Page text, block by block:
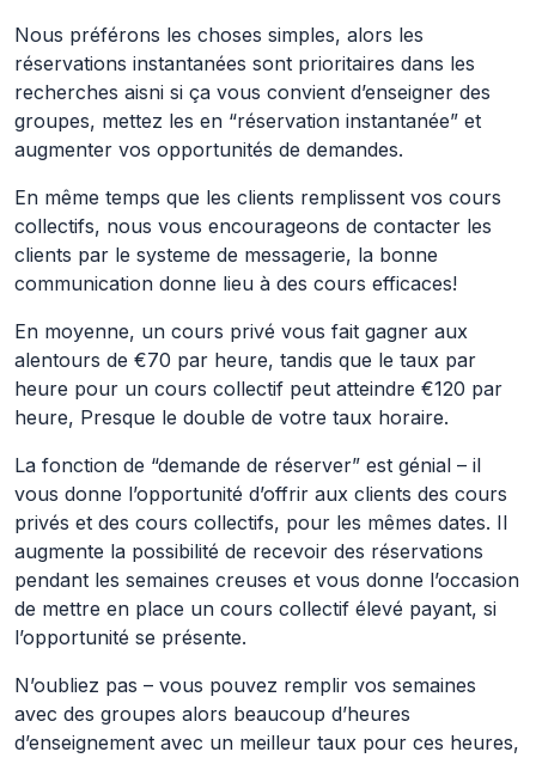
Nous préférons les choses simples, alors les
réservations instantanées sont prioritaires dans les
recherches aisni si ça vous convient d’enseigner des
groupes, mettez les en “réservation instantanée” et
augmenter vos opportunités de demandes.
En même temps que les clients remplissent vos cours
collectifs, nous vous encourageons de contacter les
clients par le systeme de messagerie, la bonne
communication donne lieu à des cours efficaces!
En moyenne, un cours privé vous fait gagner aux
alentours de €70 par heure, tandis que le taux par
heure pour un cours collectif peut atteindre €120 par
heure, Presque le double de votre taux horaire.
La fonction de “demande de réserver” est génial – il
vous donne l’opportunité d’offrir aux clients des cours
privés et des cours collectifs, pour les mêmes dates. Il
augmente la possibilité de recevoir des réservations
pendant les semaines creuses et vous donne l’occasion
de mettre en place un cours collectif élevé payant, si
l’opportunité se présente.
N’oubliez pas – vous pouvez remplir vos semaines
avec des groupes alors beaucoup d’heures
d’enseignement avec un meilleur taux pour ces heures,